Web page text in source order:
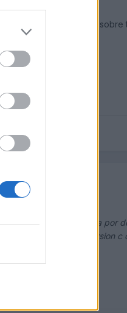
te puede responder sobre
(...) la señal gala llega por
a partir de la version c